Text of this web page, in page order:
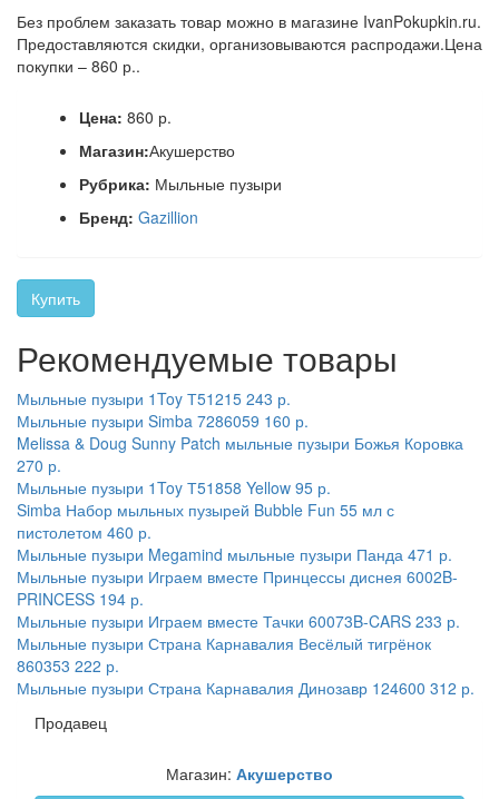
Без проблем заказать товар можно в магазине IvanPokupkin.ru.
Предоставляются скидки, организовываются распродажи.Цена
покупки – 860 р..
Цена: 860 р.
Магазин:Акушерство
Рубрика: Мыльные пузыри
Бренд: Gazillion
Купить
Рекомендуемые товары
Мыльные пузыри 1Toy Т51215 243 р.
Мыльные пузыри Simba 7286059 160 р.
Melissa & Doug Sunny Patch мыльные пузыри Божья Коровка
270 р.
Мыльные пузыри 1Toy Т51858 Yellow 95 р.
Simba Набор мыльных пузырей Bubble Fun 55 мл с
пистолетом 460 р.
Мыльные пузыри Megamind мыльные пузыри Панда 471 р.
Мыльные пузыри Играем вместе Принцессы диснея 6002B-
PRINCESS 194 р.
Мыльные пузыри Играем вместе Тачки 60073B-CARS 233 р.
Мыльные пузыри Страна Карнавалия Весёлый тигрёнок
860353 222 р.
Мыльные пузыри Страна Карнавалия Динозавр 124600 312 р.
Продавец
Магазин: Акушерство